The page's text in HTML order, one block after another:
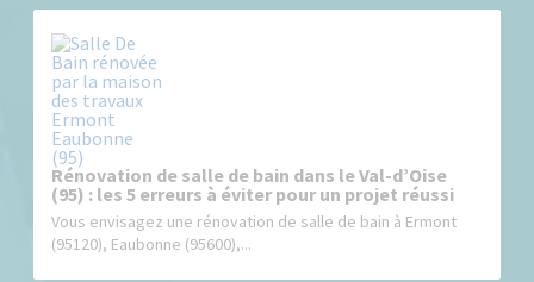
Rénovation de salle de bain dans le Val-d’Oise
(95) : les 5 erreurs à éviter pour un projet réussi
Vous envisagez une rénovation de salle de bain à Ermont
(95120), Eaubonne (95600),...